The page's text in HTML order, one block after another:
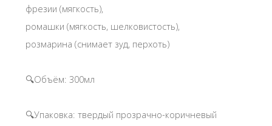
фрезии (мягкость),
ромашки (мягкость, шелковистость),
розмарина (снимает зуд, перхоть)
🔍Объём: 300мл
🔍Упаковка: твердый прозрачно-коричневый